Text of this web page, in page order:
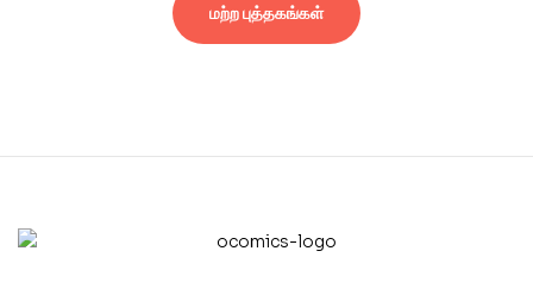
மற்ற புத்தகங்கள்